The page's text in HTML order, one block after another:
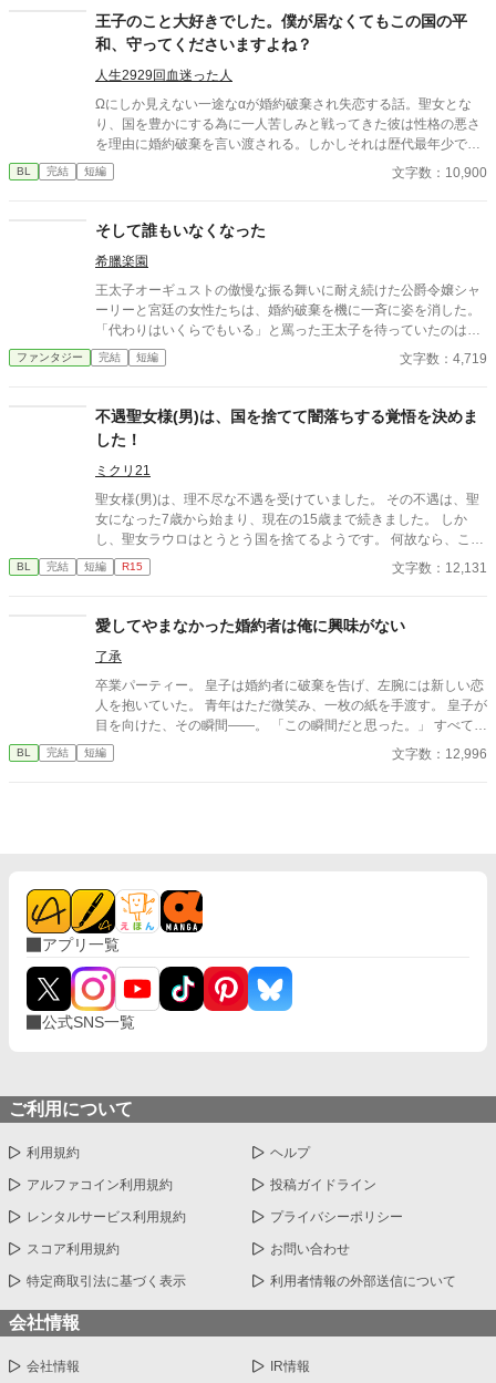
王子のこと大好きでした。僕が居なくてもこの国の平
和、守ってくださいますよね？
人生2929回血迷った人
Ωにしか見えない一途な‪α‬が婚約破棄され失恋する話。聖女とな
り、国を豊かにする為に一人苦しみと戦ってきた彼は性格の悪さ
を理由に婚約破棄を言い渡される。しかしそれは歴代最年少で聖
女になった弊害で仕方のないことだった。 ・五話完結予定です。
BL 完結 短編 文字数：10,900
そして誰もいなくなった
希臘楽園
王太子オーギュストの傲慢な振る舞いに耐え続けた公爵令嬢シャ
ーリーと宮廷の女性たちは、婚約破棄を機に一斉に姿を消した。
「代わりはいくらでもいる」と罵った王太子を待っていたのは、
王国そのものの崩壊だった。AIに書かせてみた第23弾は再び追放
ざまぁ作品！
ファンタジー 完結 短編 文字数：4,719
不遇聖女様(男)は、国を捨てて闇落ちする覚悟を決めま
した！
ミクリ21
聖女様(男)は、理不尽な不遇を受けていました。 その不遇は、聖
女になった7歳から始まり、現在の15歳まで続きました。 しか
し、聖女ラウロはとうとう国を捨てるようです。 何故なら、この
世界の成人年齢は15歳だから。 聖女ラウロは、これからは闇落ち
をして自由に生きるのだ！！(闇落ちは自称)
BL 完結 短編 R15 文字数：12,131
愛してやまなかった婚約者は俺に興味がない
了承
卒業パーティー。 皇子は婚約者に破棄を告げ、左腕には新しい恋
人を抱いていた。 青年はただ微笑み、一枚の紙を手渡す。 皇子が
目を向けた、その瞬間——。 「この瞬間だと思った。」 すべてを
愛で終わらせた、沈黙の恋の物語。 IFストーリーあり 誤字あ
れば報告お願いします！
BL 完結 短編 文字数：12,996
アプリ一覧
公式SNS一覧
ご利用について
利用規約 ヘルプ
アルファコイン利用規約 投稿ガイドライン
レンタルサービス利用規約 プライバシーポリシー
スコア利用規約 お問い合わせ
特定商取引法に基づく表示 利用者情報の外部送信について
会社情報
会社情報 IR情報